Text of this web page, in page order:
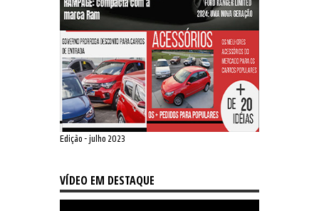
Edição - julho 2023
VÍDEO EM DESTAQUE